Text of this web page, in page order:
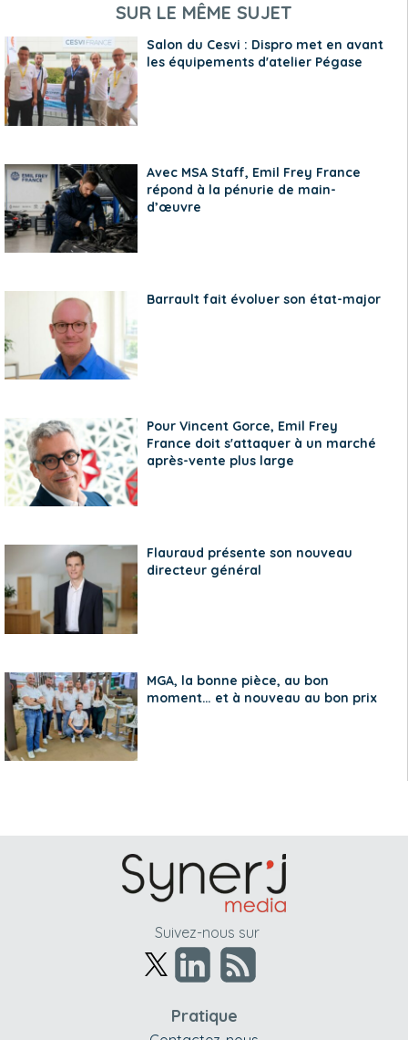
SUR LE MÊME SUJET
Salon du Cesvi : Dispro met en avant
les équipements d'atelier Pégase
Avec MSA Staff, Emil Frey France
répond à la pénurie de main-
d’œuvre
Barrault fait évoluer son état-major
Pour Vincent Gorce, Emil Frey
France doit s'attaquer à un marché
après-vente plus large
Flauraud présente son nouveau
directeur général
MGA, la bonne pièce, au bon
moment… et à nouveau au bon prix
Suivez-nous sur
Pratique